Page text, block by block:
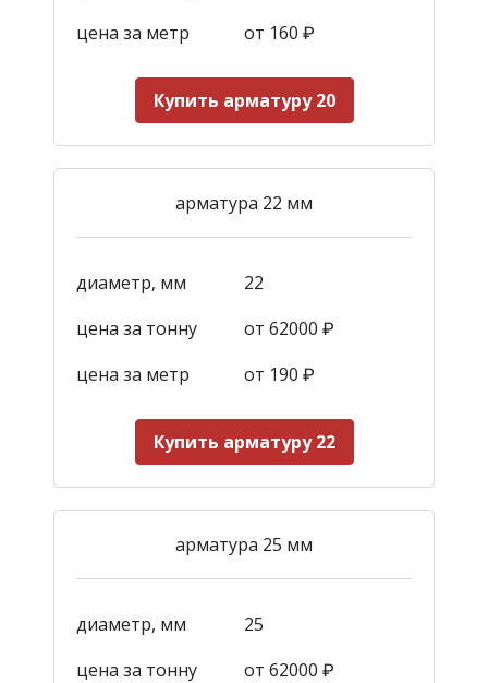
цена за метр
от 160 ₽
Купить арматуру 20
арматура 22 мм
диаметр, мм
22
цена за тонну
от 62000 ₽
цена за метр
от 190 ₽
Купить арматуру 22
арматура 25 мм
диаметр, мм
25
цена за тонну
от 62000 ₽